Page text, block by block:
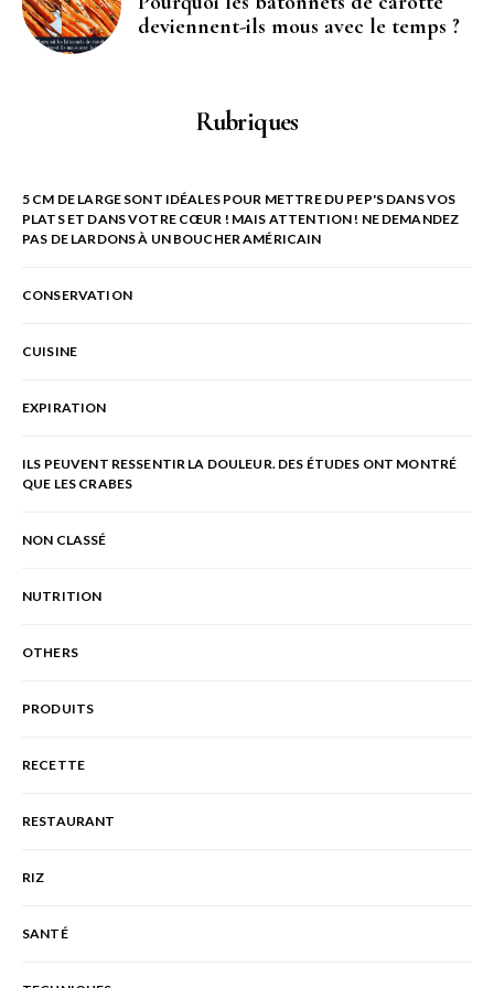
deviennent-ils mous avec le temps ?
Rubriques
5 CM DE LARGE SONT IDÉALES POUR METTRE DU PEP'S DANS VOS
PLATS ET DANS VOTRE CŒUR ! MAIS ATTENTION ! NE DEMANDEZ
PAS DE LARDONS À UN BOUCHER AMÉRICAIN
CONSERVATION
CUISINE
EXPIRATION
ILS PEUVENT RESSENTIR LA DOULEUR. DES ÉTUDES ONT MONTRÉ
QUE LES CRABES
NON CLASSÉ
NUTRITION
OTHERS
PRODUITS
RECETTE
RESTAURANT
RIZ
SANTÉ